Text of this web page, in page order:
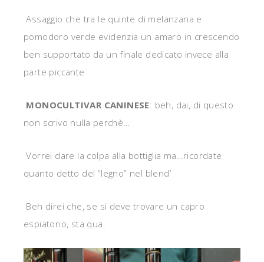
Assaggio che tra le quinte di melanzana e
pomodoro verde evidenzia un amaro in crescendo
ben supportato da un finale dedicato invece alla
parte piccante
MONOCULTIVAR CANINESE: beh, dai, di questo
non scrivo nulla perchè…
Vorrei dare la colpa alla bottiglia ma…ricordate
quanto detto del “legno” nel blend’
Beh direi che, se si deve trovare un capro
espiatorio, sta qua.